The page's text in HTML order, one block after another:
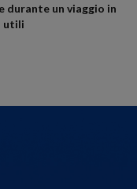
durante un viaggio in
utili